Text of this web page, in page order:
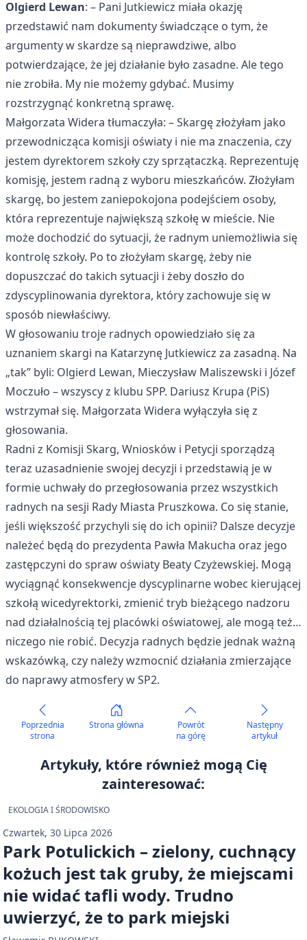
Olgierd Lewan: – Pani Jutkiewicz miała okazję
przedstawić nam dokumenty świadczące o tym, że
argumenty w skardze są nieprawdziwe, albo
potwierdzające, że jej działanie było zasadne. Ale tego
nie zrobiła. My nie możemy gdybać. Musimy
rozstrzygnąć konkretną sprawę.
Małgorzata Widera tłumaczyła: – Skargę złożyłam jako
przewodnicząca komisji oświaty i nie ma znaczenia, czy
jestem dyrektorem szkoły czy sprzątaczką. Reprezentuję
komisję, jestem radną z wyboru mieszkańców. Złożyłam
skargę, bo jestem zaniepokojona podejściem osoby,
która reprezentuje największą szkołę w mieście. Nie
może dochodzić do sytuacji, że radnym uniemożliwia się
kontrolę szkoły. Po to złożyłam skargę, żeby nie
dopuszczać do takich sytuacji i żeby doszło do
zdyscyplinowania dyrektora, który zachowuje się w
sposób niewłaściwy.
W głosowaniu troje radnych opowiedziało się za
uznaniem skargi na Katarzynę Jutkiewicz za zasadną. Na
„tak” byli: Olgierd Lewan, Mieczysław Maliszewski i Józef
Moczuło – wszyscy z klubu SPP. Dariusz Krupa (PiS)
wstrzymał się. Małgorzata Widera wyłączyła się z
głosowania.
Radni z Komisji Skarg, Wniosków i Petycji sporządzą
teraz uzasadnienie swojej decyzji i przedstawią je w
formie uchwały do przegłosowania przez wszystkich
radnych na sesji Rady Miasta Pruszkowa. Co się stanie,
jeśli większość przychyli się do ich opinii? Dalsze decyzje
należeć będą do prezydenta Pawła Makucha oraz jego
zastępczyni do spraw oświaty Beaty Czyżewskiej. Mogą
wyciągnąć konsekwencje dyscyplinarne wobec kierującej
szkołą wicedyrektorki, zmienić tryb bieżącego nadzoru
nad działalnością tej placówki oświatowej, ale mogą też…
niczego nie robić. Decyzja radnych będzie jednak ważną
wskazówką, czy należy wzmocnić działania zmierzające
do naprawy atmosfery w SP2.
Poprzednia
strona
Strona główna
Powrót
na górę
Następny
artykuł
Artykuły, które również mogą Cię
zainteresować:
EKOLOGIA I ŚRODOWISKO
Czwartek, 30 Lipca 2026
Park Potulickich – zielony, cuchnący
kożuch jest tak gruby, że miejscami
nie widać tafli wody. Trudno
uwierzyć, że to park miejski